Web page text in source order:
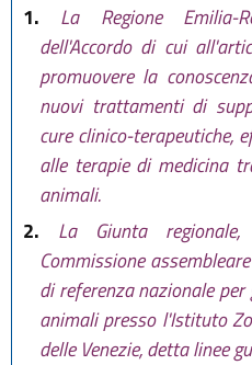
1.
La Regione Emilia-
dell'Accordo di cui
promuovere la
nuovi trattamenti di
cure clinico-terapeutiche,
alle terapie di medicina
animali.
2.
La Giunta
Commissione
di referenza nazionale
animali presso l'Istituto
delle Venezie, detta linee